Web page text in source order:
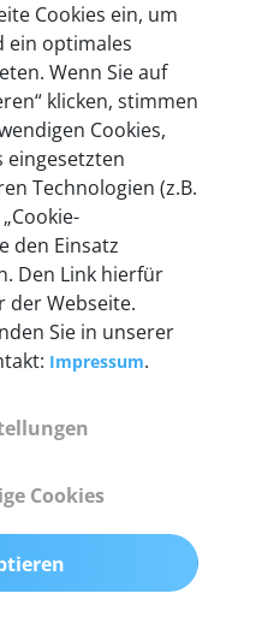
am Standort in
Qualität vertrauen
Privatkunden und
&
Cookies ein, um
ein optimales
Wenn Sie auf
klicken, stimmen
Cookies,
eingesetzten
Technologien (z.B.
den Einsatz
Den Link hierfür
der Webseite.
Sie in unserer
Impressum.
Cookies